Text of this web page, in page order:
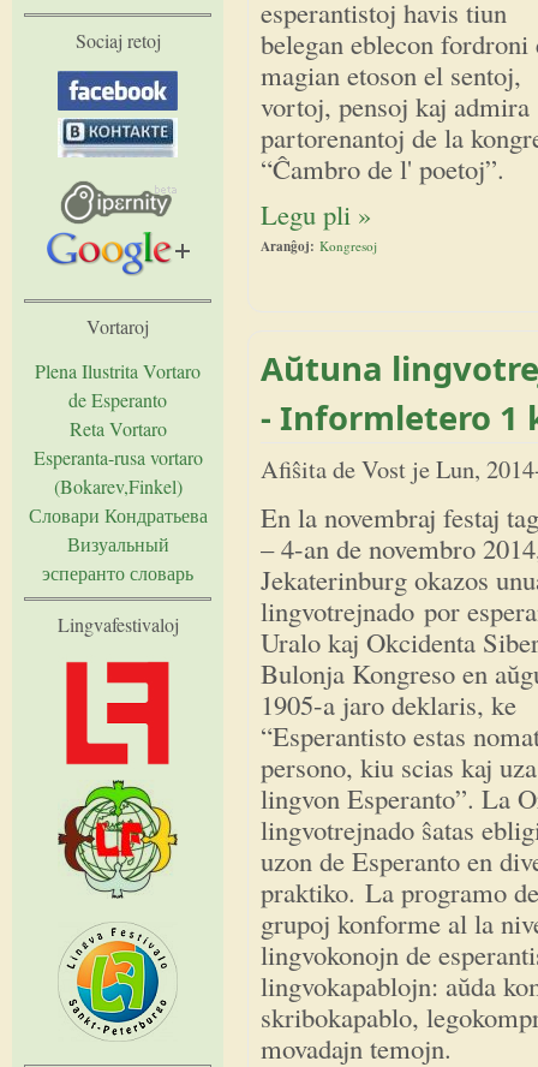
esperantistoj havis tiun
belegan eblecon fordroni
magian etoson el sentoj,
vortoj, pensoj kaj
partorenantoj de la
“Ĉambro de l' poetoj”.
Legu pli »
Aranĝoj: Kongresoj
Aŭtuna
- Informletero 1
Afiŝita deVost jeLun,
En la novembraj festaj
– 4-an de novembro
Jekaterinburg okazos
lingvotrejnado por
Uralo kaj Okcidenta
Bulonja Kongreso en
1905-a jaro deklaris, ke
“Esperantisto estas
persono, kiu scias kaj
lingvon Esperanto”. La
lingvotrejnado ŝatas
uzon de Esperanto en
praktiko. La programo
grupoj konforme al la
lingvokonojn de
lingvokapablojn: aŭda
skribokapablo,
movadajn temojn.
Sociaj retoj
Vortaroj
Plena Ilustrita Vortaro
de Esperanto
Reta Vortaro
Esperanta-rusa vortaro
(Bokarev,Finkel)
Словари Кондратьева
Визуальный
эсперанто словарь
Lingvafestivaloj